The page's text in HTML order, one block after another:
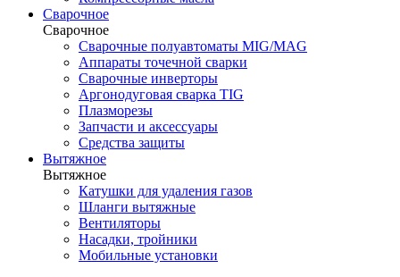
Сварочное
Сварочное
Сварочные полуавтоматы MIG/MAG
Аппараты точечной сварки
Сварочные инверторы
Аргонодуговая сварка TIG
Плазморезы
Запчасти и аксессуары
Средства защиты
Вытяжное
Вытяжное
Катушки для удаления газов
Шланги вытяжные
Вентиляторы
Насадки, тройники
Мобильные установки